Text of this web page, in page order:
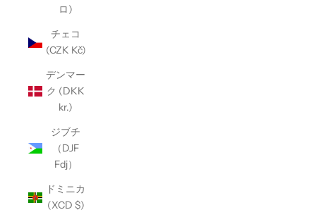
ロ)
チェコ
(CZK Kč)
デンマー
ク (DKK
kr.)
ジブチ
（DJF
Fdj）
ドミニカ
(XCD $)